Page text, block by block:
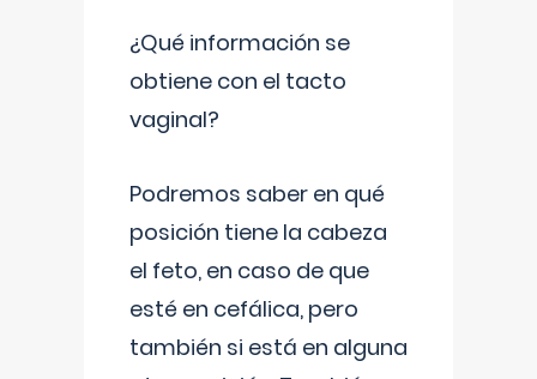
¿Qué información se
obtiene con el tacto
vaginal?
Podremos saber en qué
posición tiene la cabeza
el feto, en caso de que
esté en cefálica, pero
también si está en alguna